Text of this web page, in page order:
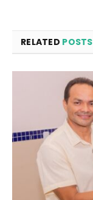
RELATED POSTS